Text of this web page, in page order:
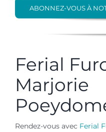
ABONNEZ-VOUS À
Ferial
Marjorie
Rendez-vous avec Ferial